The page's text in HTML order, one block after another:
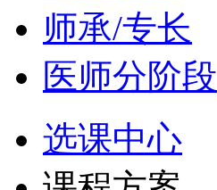
师承/专长
医师分阶段
选课中心